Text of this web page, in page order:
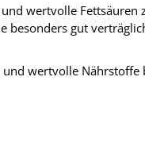
wertvolle
besonders gut
wertvolle Nährstoffe